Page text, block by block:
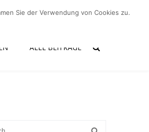
Kooperationen Alle Beiträge
ALLE BEITRÄGE
Sie der Verwendung von Cookies zu.